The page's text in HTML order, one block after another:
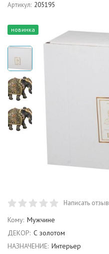
Артикул: 205195
новинка
Написать отзыв
Кому: Мужчине
ДЕКОР: С золотом
НАЗНАЧЕНИЕ: Интерьер